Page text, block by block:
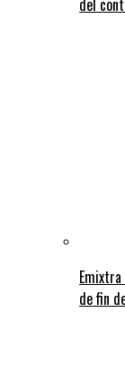
del
de fin